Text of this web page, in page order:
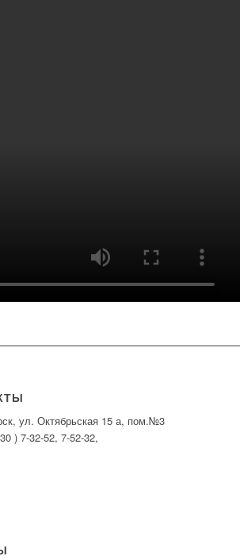
ул. Октябрьская 15 а, пом.№3
) 7-32-52, 7-52-32,